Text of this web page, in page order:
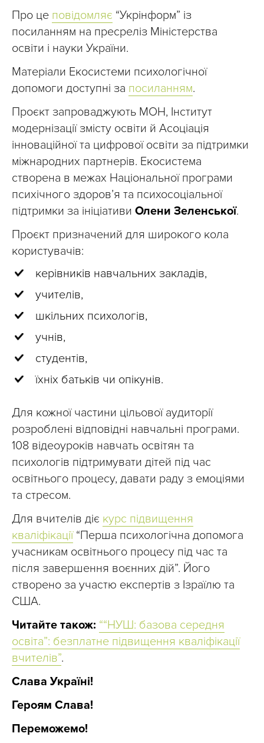
Про це повідомляє “Укрінформ” із
посиланням на пресреліз Міністерства
освіти і науки України.
Матеріали Екосистеми психологічної
допомоги доступні за посиланням.
Проєкт запроваджують МОН, Інститут
модернізації змісту освіти й Асоціація
інноваційної та цифрової освіти за підтримки
міжнародних партнерів. Екосистема
створена в межах Національної програми
психічного здоров’я та психосоціальної
підтримки за ініціативи Олени Зеленської.
Проєкт призначений для широкого кола
користувачів:
керівників навчальних закладів,
учителів,
шкільних психологів,
учнів,
студентів,
їхніх батьків чи опікунів.
Для кожної частини цільової аудиторії
розроблені відповідні навчальні програми.
108 відеоуроків навчать освітян та
психологів підтримувати дітей під час
освітнього процесу, давати раду з емоціями
та стресом.
Для вчителів діє курс підвищення
кваліфікації“Перша психологічна допомога
учасникам освітнього процесу під час та
після завершення воєнних дій”. Його
створено за участю експертів з Ізраїлю та
США.
Читайте також: ““НУШ: базова середня
освіта”: безплатне підвищення кваліфікації
вчителів”.
Слава Україні!
Героям Слава!
Переможемо!